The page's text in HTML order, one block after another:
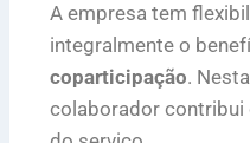
A empresa tem
integralmente o
coparticipação.
colaborador contribui